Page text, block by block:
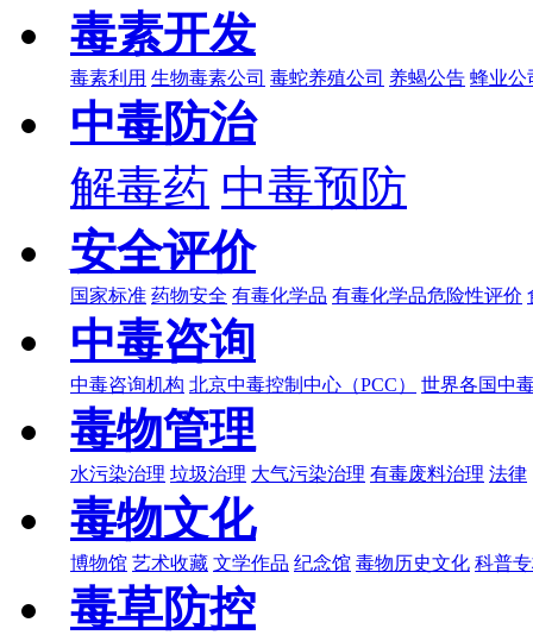
毒素开发
毒素利用 生物毒素公司 毒蛇养殖公司 养蝎公告 蜂业公
中毒防治
解毒药 中毒预防
安全评价
国家标准 药物安全 有毒化学品 有毒化学品危险性评价
中毒咨询
中毒咨询机构 北京中毒控制中心（PCC） 世界各国中
毒物管理
水污染治理 垃圾治理 大气污染治理 有毒废料治理 法律
毒物文化
博物馆 艺术收藏 文学作品 纪念馆 毒物历史文化 科普
毒草防控